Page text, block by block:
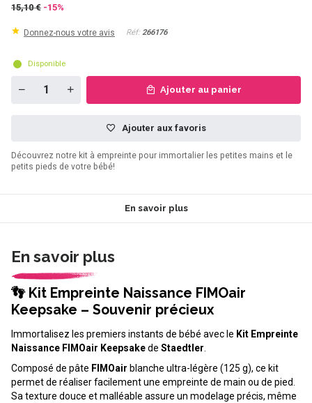
15,10 € -15%
Donnez-nous votre avis Réf: 266176
Disponible
Ajouter au panier
Ajouter aux favoris
Découvrez notre kit à empreinte pour immortalier les petites mains et le
petits pieds de votre bébé!
En savoir plus
En savoir plus
👣 Kit Empreinte Naissance FIMOair
Keepsake – Souvenir précieux
Immortalisez les premiers instants de bébé avec le Kit Empreinte
Naissance FIMOair Keepsakede Staedtler
Composé de pâte FIMOair blanche ultra-légère (125 g), ce kit
permet de réaliser facilement une empreinte de main ou de pied.
Sa texture douce et malléable assure un modelage précis, même